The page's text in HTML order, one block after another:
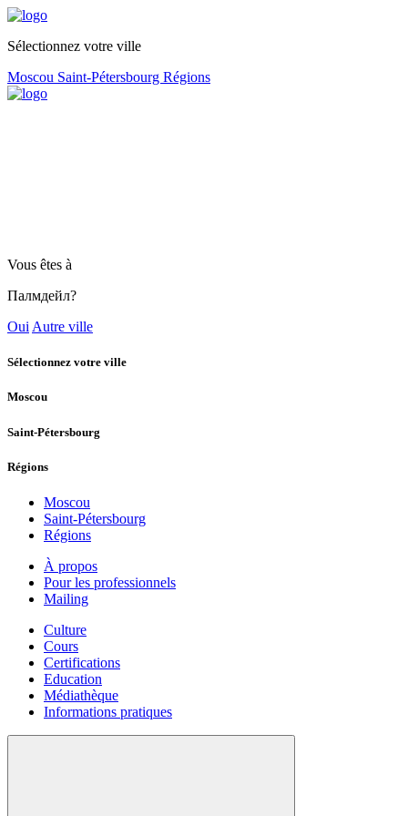
Sélectionnez votre ville
Moscou Saint-Pétersbourg Régions
Vous êtes à
Палмдейл?
Oui Autre ville
Sélectionnez votre ville
Moscou
Saint-Pétersbourg
Régions
Moscou
Saint-Pétersbourg
Régions
À propos
Pour les professionnels
Mailing
Culture
Cours
Certifications
Education
Médiathèque
Informations pratiques